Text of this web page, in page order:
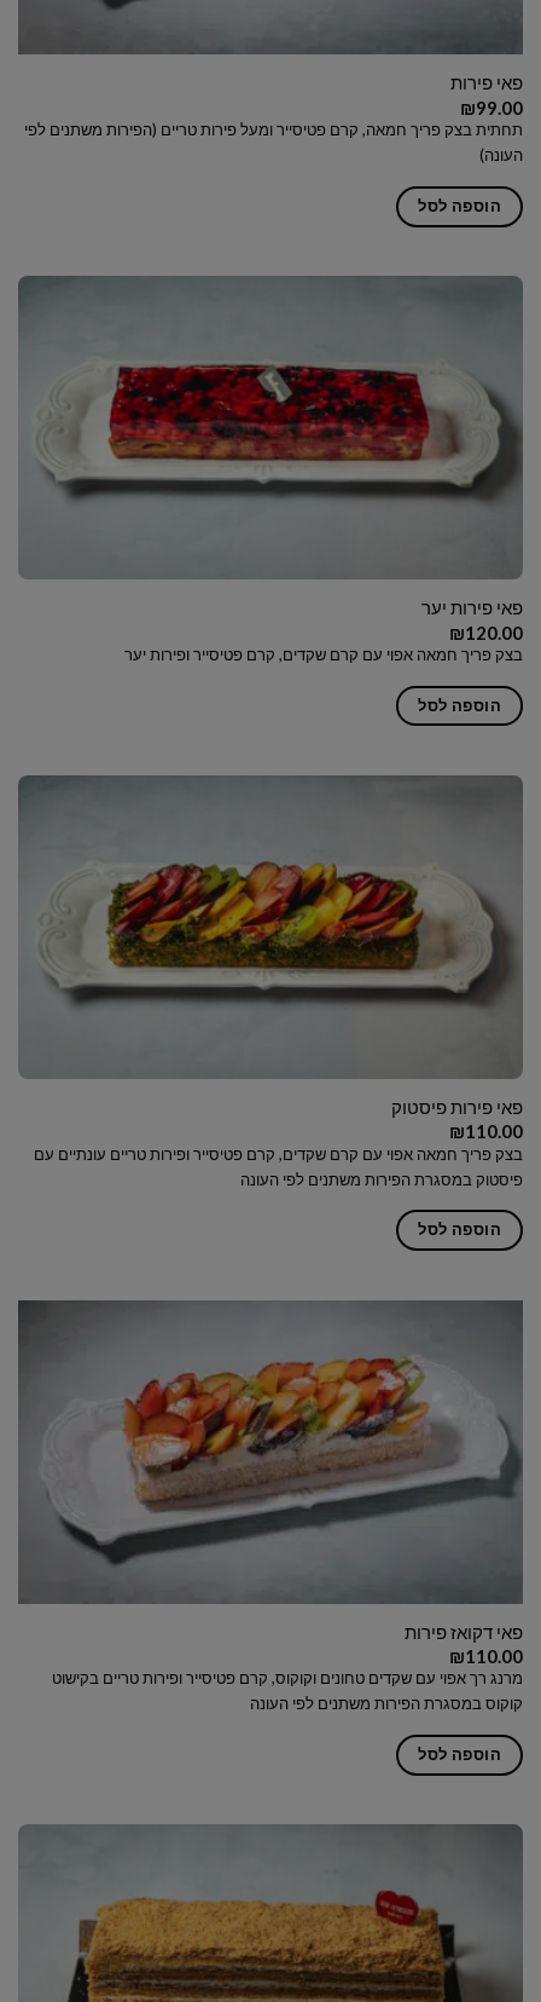
פאי פירות
₪99.00
תחתית בצק פריך חמאה, קרם פטיסייר ומעל פירות טריים (הפירות משתנים לפי
העונה)
הוספה לסל
פאי פירות יער
₪120.00
בצק פריך חמאה אפוי עם קרם שקדים, קרם פטיסייר ופירות יער
הוספה לסל
פאי פירות פיסטוק
₪110.00
בצק פריך חמאה אפוי עם קרם שקדים, קרם פטיסייר ופירות טריים עונתיים עם
פיסטוק במסגרת הפירות משתנים לפי העונה
הוספה לסל
פאי דקואז פירות
₪110.00
מרנג רך אפוי עם שקדים טחונים וקוקוס, קרם פטיסייר ופירות טריים בקישוט
קוקוס במסגרת הפירות משתנים לפי העונה
הוספה לסל